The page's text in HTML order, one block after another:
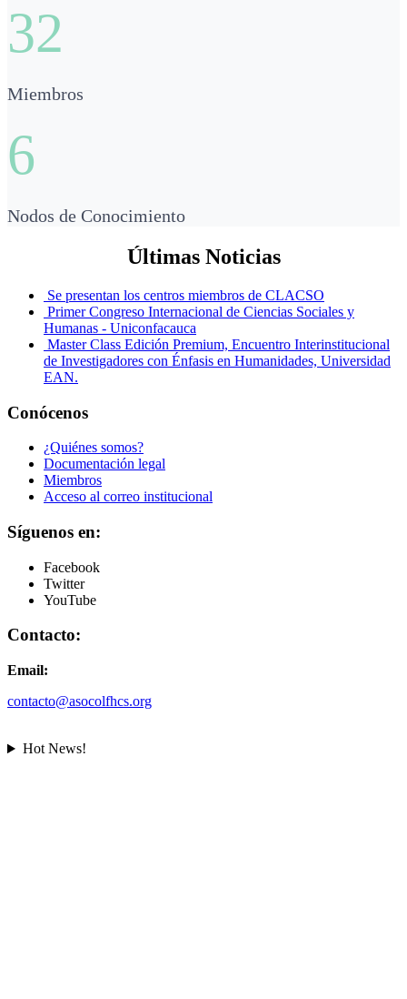
32
Miembros
6
Nodos de Conocimiento
Últimas Noticias
Se presentan los centros miembros de CLACSO
Primer Congreso Internacional de Ciencias Sociales y
Humanas - Uniconfacauca
Master Class Edición Premium, Encuentro Interinstitucional
de Investigadores con Énfasis en Humanidades, Universidad
EAN.
Conócenos
¿Quiénes somos?
Documentación legal
Miembros
Acceso al correo institucional
Síguenos en:
Facebook
Twitter
YouTube
Contacto:
Email:
contacto@asocolfhcs.org
Hot News!